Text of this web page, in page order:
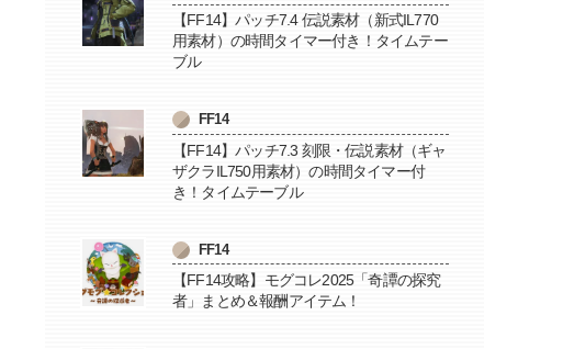
【FF14】パッチ7.4 伝説素材（新式IL770
用素材）の時間タイマー付き！タイムテー
ブル
FF14
【FF14】パッチ7.3 刻限・伝説素材（ギャ
ザクラIL750用素材）の時間タイマー付
き！タイムテーブル
FF14
【FF14攻略】モグコレ2025「奇譚の探究
者」まとめ＆報酬アイテム！